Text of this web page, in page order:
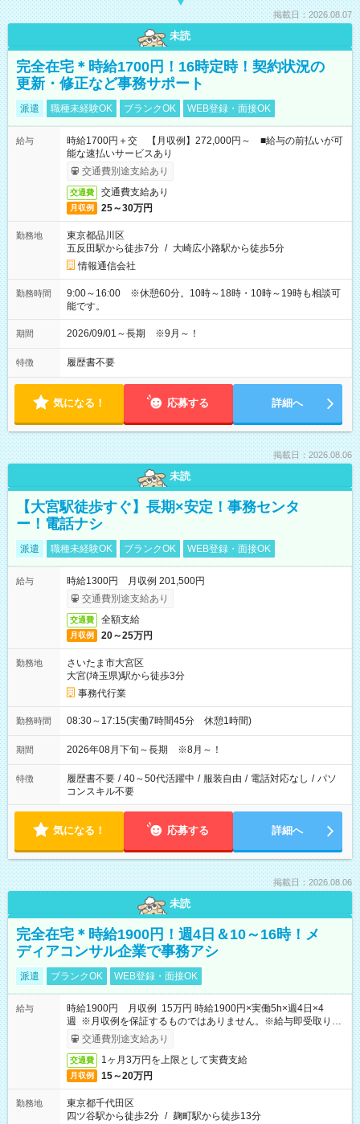
掲載日：2026.08.07
未読
完全在宅＊時給1700円！16時定時！契約状況の
更新・修正など事務サポート
派遣 職種未経験OK ブランクOK WEB登録・面接OK
給与
時給1700円＋交 【月収例】272,000円～ ■給与の前払いが可
能な速払いサービスあり
交通費別途支給あり
交通費 交通費支給あり
月収例 25～30万円
勤務地
東京都品川区
五反田駅から徒歩7分 / 大崎広小路駅から徒歩5分
情報通信会社
勤務時間
9:00～16:00 ※休憩60分。10時～18時・10時～19時も相談可
能です。
期間 2026/09/01～長期 ※9月～！
特徴 履歴書不要
気になる！ 応募する 詳細へ
掲載日：2026.08.06
未読
【大宮駅徒歩すぐ】長期×安定！事務センタ
ー！電話ナシ
派遣 職種未経験OK ブランクOK WEB登録・面接OK
給与
時給1300円 月収例 201,500円
交通費別途支給あり
交通費 全額支給
月収例 20～25万円
勤務地
さいたま市大宮区
大宮(埼玉県)駅から徒歩3分
事務代行業
勤務時間 08:30～17:15(実働7時間45分 休憩1時間)
期間 2026年08月下旬～長期 ※8月～！
特徴 履歴書不要 / 40～50代活躍中 / 服装自由 / 電話対応なし / パソ
コンスキル不要
気になる！ 応募する 詳細へ
掲載日：2026.08.06
未読
完全在宅＊時給1900円！週4日＆10～16時！メ
ディアコンサル企業で事務アシ
派遣 ブランクOK WEB登録・面接OK
給与
時給1900円 月収例 15万円 時給1900円×実働5h×週4日×4
週 ※月収例を保証するものではありません。※給与即受取りサ
ービス利用可（利用条件有）
交通費別途支給あり
交通費 1ヶ月3万円を上限として実費支給
月収例 15～20万円
勤務地
東京都千代田区
四ツ谷駅から徒歩2分 / 麹町駅から徒歩13分